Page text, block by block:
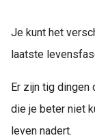
Je kunt het
laatste
Er zijn tig dingen
die je beter niet
leven nadert.